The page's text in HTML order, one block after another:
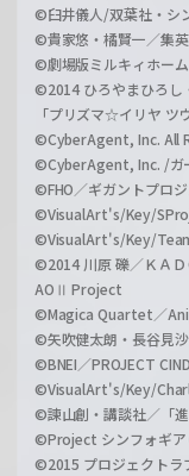
©臼井儀人/双葉社・シ
©貴家悠・橘賢一／集
©劇場版ミルキィホー
©2014 ひろやまひろし
「プリズマ☆イリヤ ツ
©CyberAgent, Inc. All
©CyberAgent, Inc. /ガ
©FHO／ギガントプロ
©VisualArt's/Key/
©VisualArt's/Key/
©2014 川原 礫／ＫＡ
AOⅡ Project
©Magica Quartet／
©矢吹健太朗・長谷見
©BNEI／PROJECT
©VisualArt's/Key/
©諫山創・講談社／「
©Project シンフォギア
©2015 プロジェクトラ